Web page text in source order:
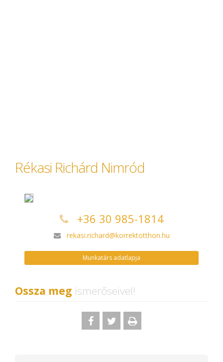
Rékasi Richárd Nimród
+36 30 985-1814
rekasi.richard@korrektotthon.hu
Munkatárs adatlapja
Ossza meg ismerőseivel!